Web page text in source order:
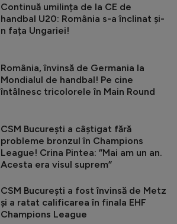
Continuă umilința de la CE de
handbal U20: România s-a înclinat și-
n fața Ungariei!
România, învinsă de Germania la
Mondialul de handbal! Pe cine
întâlnesc tricolorele în Main Round
CSM București a câștigat fără
probleme bronzul în Champions
League! Crina Pintea: ”Mai am un an.
Acesta era visul suprem”
CSM București a fost învinsă de Metz
și a ratat calificarea în finala EHF
Champions League